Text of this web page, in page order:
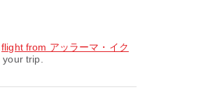
flight from アッラーマ・イク
trip.